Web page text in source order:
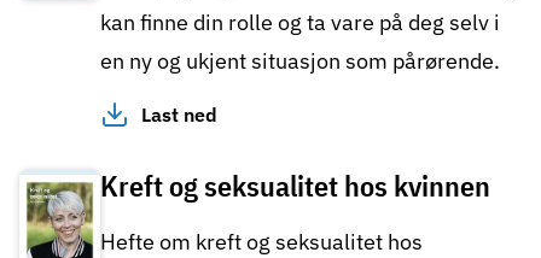
kan finne din rolle og ta vare på deg selv i
en ny og ukjent situasjon som pårørende.
Last ned
Kreft og seksualitet hos kvinnen
Hefte om kreft og seksualitet hos